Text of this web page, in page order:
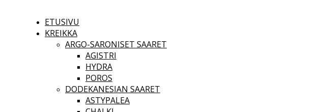
ETUSIVU
KREIKKA
ARGO-SARONISET SAARET
AGISTRI
HYDRA
POROS
DODEKANESIAN SAARET
ASTYPALEA